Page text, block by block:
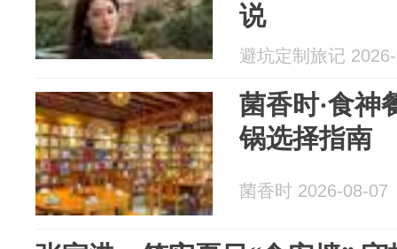
说
避坑定制旅记
菌香时·食神
锅选择指南
菌香时 2026-08-07